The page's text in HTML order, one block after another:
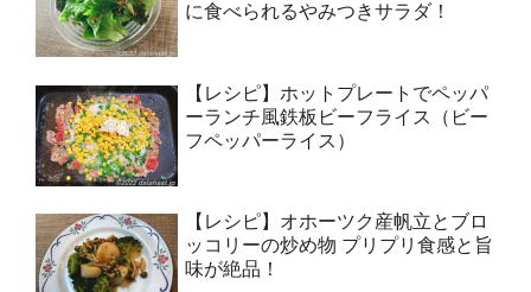
に食べられるやみつきサラダ！
【レシピ】ホットプレートでペッパ
ーランチ風鉄板ビーフライス（ビー
フペッパーライス）
【レシピ】オホーツク産帆立とブロ
ッコリーの炒め物 プリプリ食感と旨
味が絶品！